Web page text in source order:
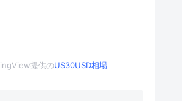
提供のUS30USD相場